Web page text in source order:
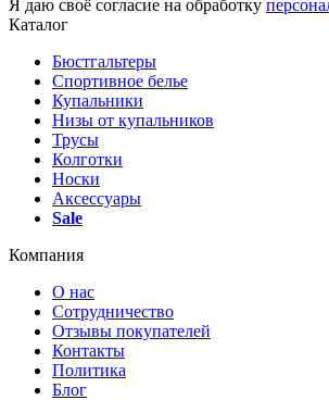
Я даю своё согласие на обработку
Каталог
Бюстгальтеры
Спортивное белье
Купальники
Низы от купальников
Трусы
Колготки
Носки
Аксессуары
Sale
Компания
О нас
Сотрудничество
Отзывы покупателей
Контакты
Политика
Блог